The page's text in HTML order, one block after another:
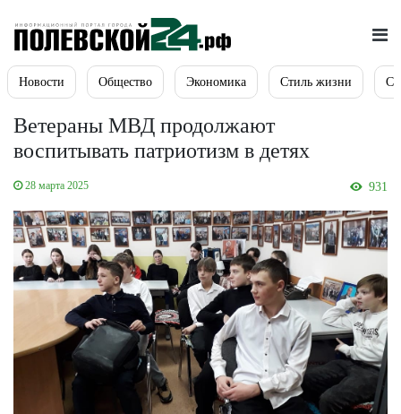
Новости Общество Экономика Стиль жизни
Ветераны МВД продолжают
воспитывать патриотизм в детях
28 марта 2025 931